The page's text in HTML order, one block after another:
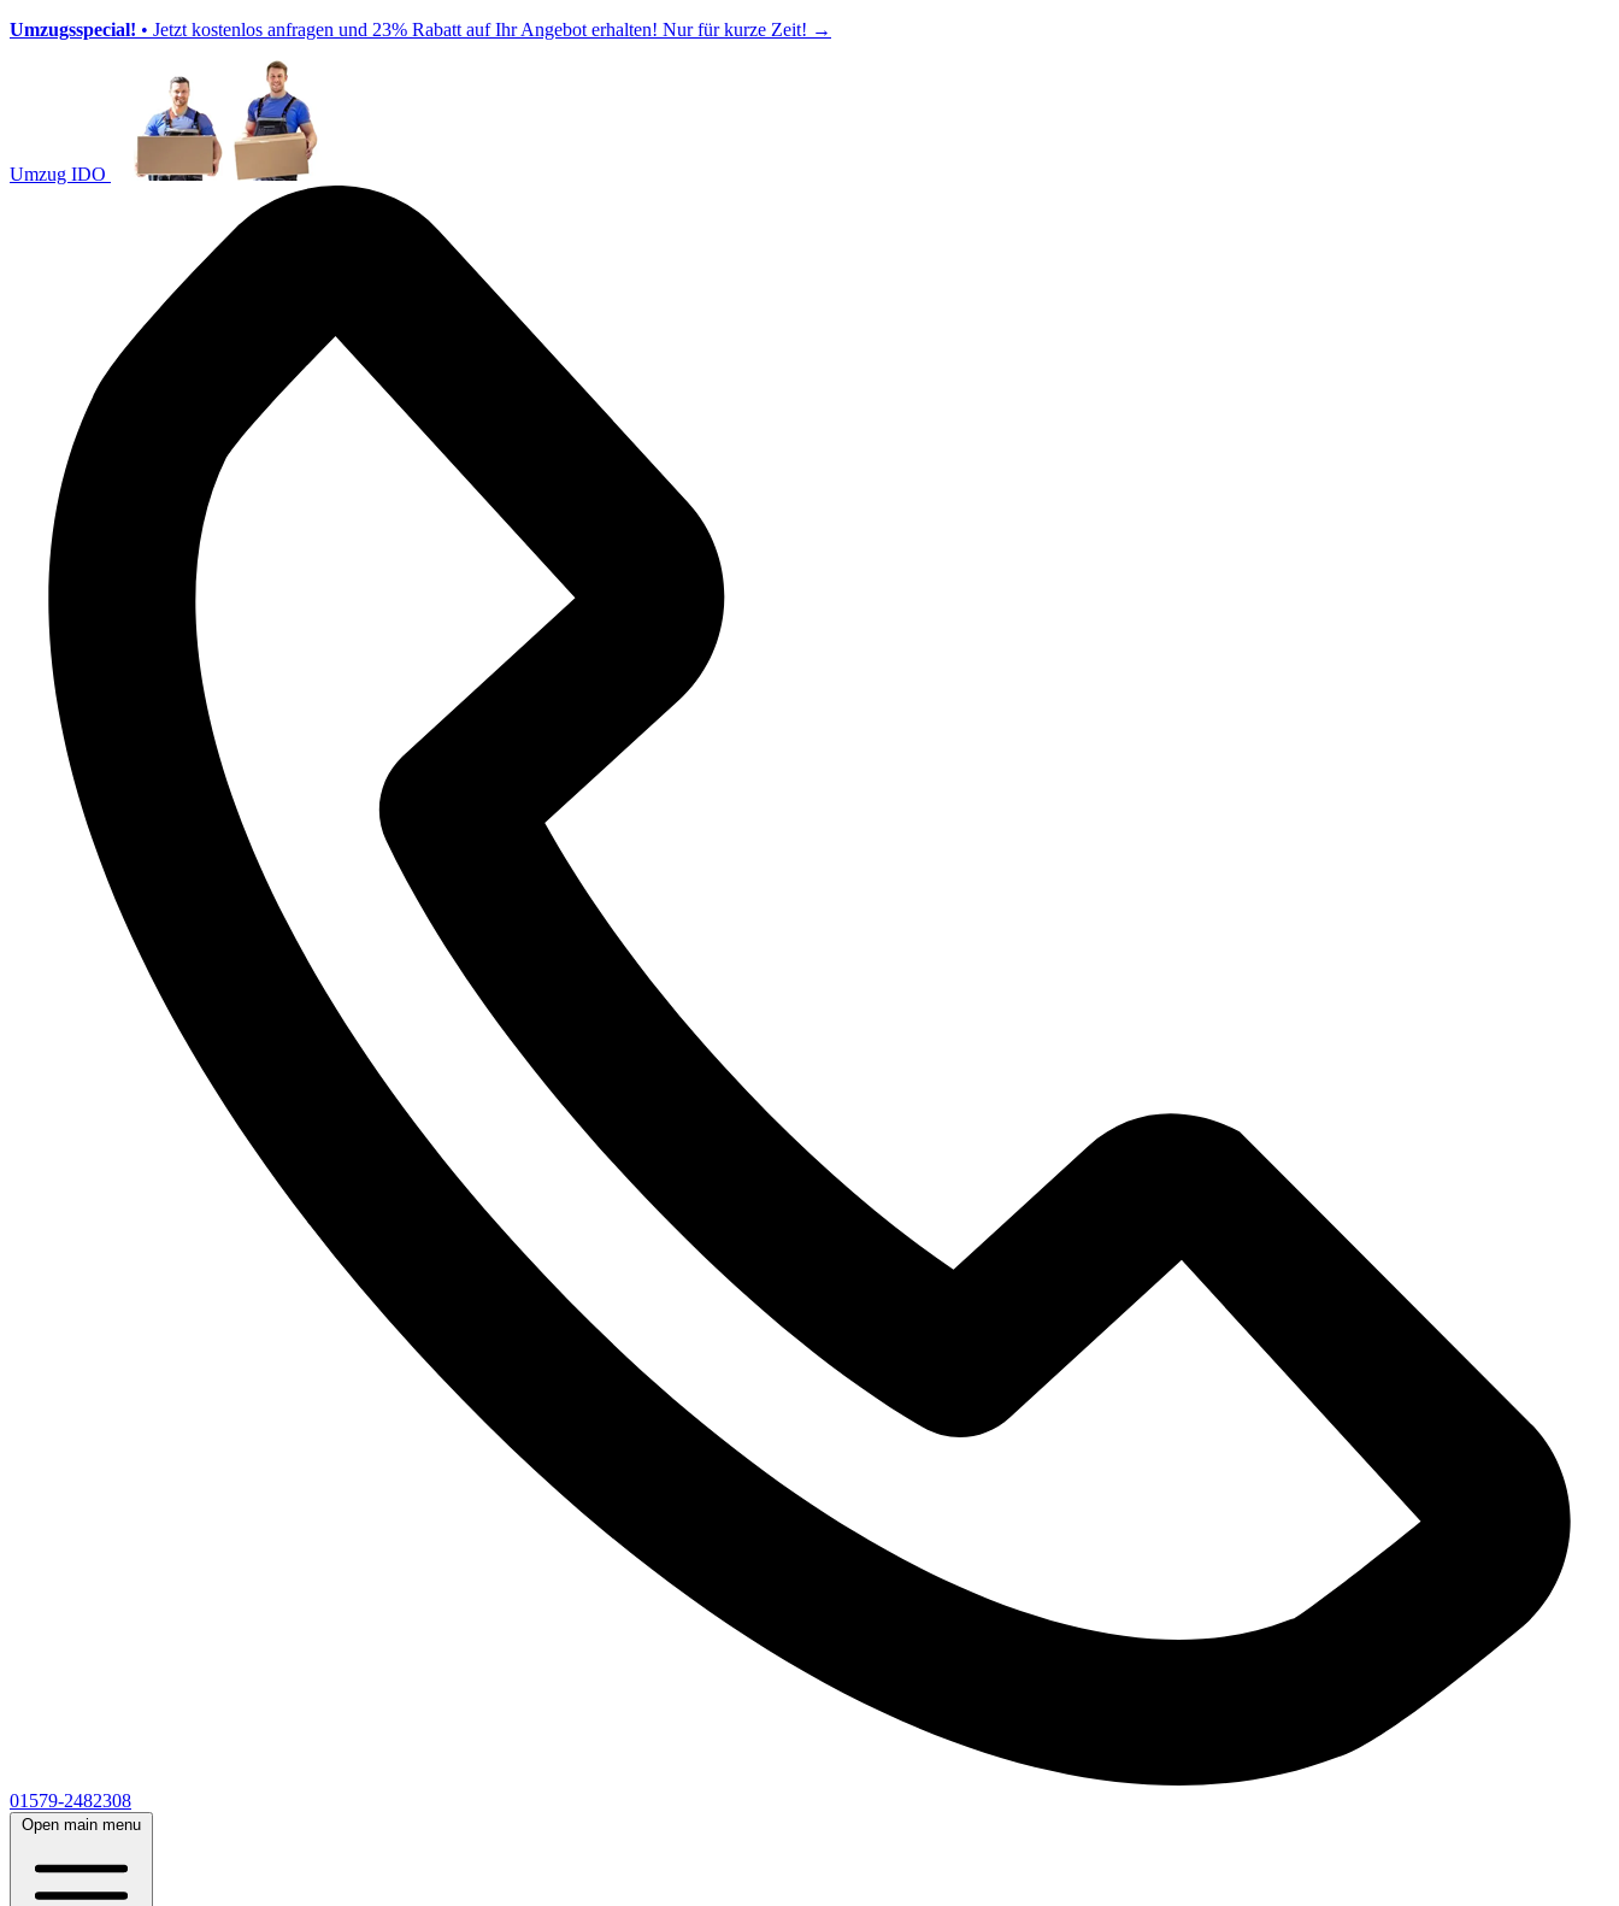
Umzugsspecial! • Jetzt kostenlos anfragen und 23% Rabatt auf Ihr Angebot erhalten! Nur für kurze Zeit! →
Umzug IDO
01579-2482308
Open main menu